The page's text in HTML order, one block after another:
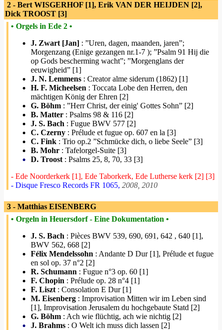
2 - Bert WISGERHOF [1], Erik VAN DER HEIJDEN [2],
Dick TROOST [3]
• Orgels in Ede 2 •
J. Zwart [Jan] : ”Uren, dagen, maanden, jaren”;
Morgenzang (Enige gezangen nr.1-7 ); ”Psalm 91 Hij die
op Gods bescherming wacht”; ”Morgenglans der
eeuwigheid” [1]
J. N. Lemmens : Creator alme siderum (1862) [1]
H. F. Micheelsen : Toccata Lobe den Herren, den
mächtigen König der Ehren [2]
G. Böhm : ”Herr Christ, der einig' Gottes Sohn” [2]
B. Matter : Psalms 98 & 116 [2]
J. S. Bach : Fugue BWV 577 [2]
C. Czerny : Prélude et fugue op. 607 en la [3]
C. Fink : Trio op.2 ”Schmücke dich, o liebe Seele” [3]
B. Mohr : Tafelorgel-Suite [3]
D. Troost : Psalms 25, 8, 70, 33 [3]
- Ede Noorderkerk [1], Ede Taborkerk, Ede Lutherse kerk [2] [3]
- Disque Fresco Records FR 1065, 2008, 2010
3 - Matthias EISENBERG
• Orgeln in Heuersdorf - Eine Dokumentation •
J. S. Bach : Pièces BWV 539, 690, 691, 642 , 640 [1],
BWV 562, 668 [2]
Félix Mendelssohn : Andante D Dur [1], Prélude et fugue
en sol op. 37 n°2 [2]
R. Schumann : Fugue n°3 op. 60 [1]
F. Chopin : Prélude op. 28 n°4 [1]
F. Liszt : Consolation E Dur [1]
M. Eisenberg : Improvisation Mitten wir im Leben sind
[1], Improvisation Jerusalem du hochgebaute Statd [2]
G. Böhm : Ach wie flüchtig, ach wie nichtig [2]
J. Brahms : O Welt ich muss dich lassen [2]